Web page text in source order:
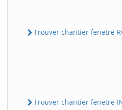
Trouver chantier fenetre
Trouver chantier fenetre